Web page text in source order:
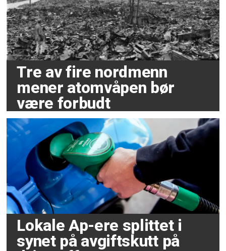
Tre av fire nordmenn
mener atomvåpen bør
være forbudt
Lokale Ap-ere splittet i
synet på avgiftskutt på